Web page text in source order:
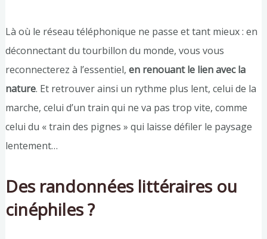
Là où le réseau téléphonique ne passe et tant mieux : en
déconnectant du tourbillon du monde, vous vous
reconnecterez à l’essentiel, en renouant le lien avec la
nature. Et retrouver ainsi un rythme plus lent, celui de la
marche, celui d’un train qui ne va pas trop vite, comme
celui du « train des pignes » qui laisse défiler le paysage
lentement…
Des randonnées littéraires ou
cinéphiles ?